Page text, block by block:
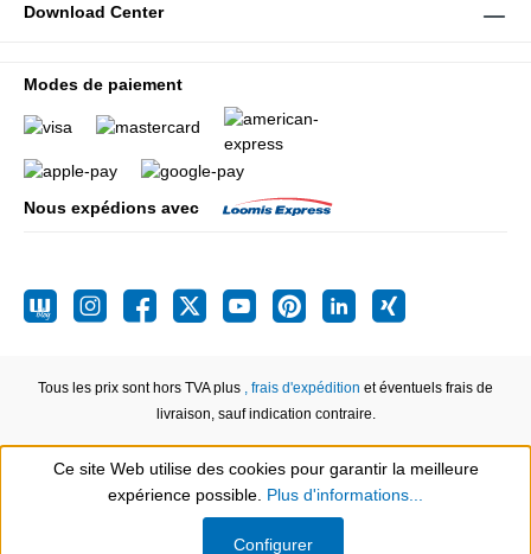
Download Center
Modes de paiement
Nous expédions avec
Tous les prix sont hors TVA plus , frais d'expédition et éventuels frais de
livraison, sauf indication contraire.
Ce site Web utilise des cookies pour garantir la meilleure
expérience possible. Plus d'informations...
Configurer